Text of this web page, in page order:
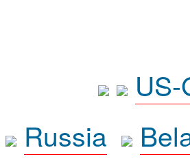
Russia